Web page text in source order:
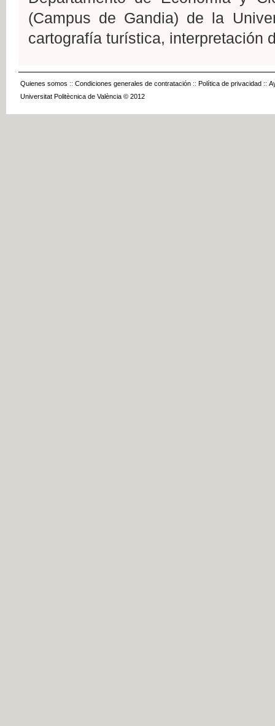
(Campus de Gandia) de la
cartografía turística, interpretación
Quienes somos :: Condiciones generales de contratación :: Política de privacidad ::
Universitat Politècnica de València © 2012